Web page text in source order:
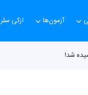
آزمون‌ها ازکی سلر